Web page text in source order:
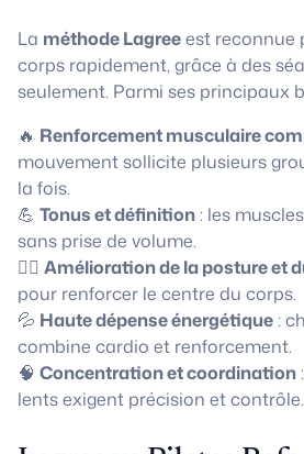
La méthode Lagreeest reconnue
corps rapidement, grâce à des
seulement. Parmi ses principaux
🔥 Renforcement musculaire
mouvement sollicite plusieurs
la fois.
💪 Tonus et définition: les
sans prise de volume.
🧘‍♀️ Amélioration de la posture et
pour renforcer le centre du corps.
💦 Haute dépense énergétique:
combine cardio et renforcement.
🧠 Concentration et coordination
lents exigent précision et contrôle.